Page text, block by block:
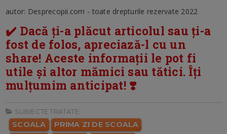
autor: Desprecopii.com - toate drepturile rezervate 2022
✔️ Dacă ți-a plăcut articolul sau ți-a
fost de folos, apreciază-l cu un
share! Aceste informații le pot fi
utile și altor mămici sau tătici. Îți
mulțumim anticipat! ❣️
SUBIECTE TRATATE:
SCOALA
PRIMA ZI DE SCOALA